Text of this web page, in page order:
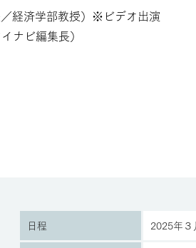
経済学部教授）※ビデオ出演
ナビ編集長）
日程
2025年